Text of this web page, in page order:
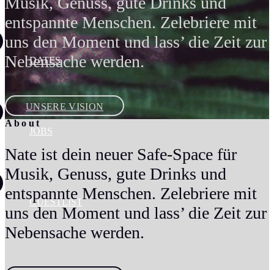
DATES
JOBS
GUESTLIST
entspannte Menschen. Zelebriere mit
uns den Moment und lass’ die Zeit zur
Nebensache werden.
UNSERE VISION
About
Nate ist dein neuer Safe-Space für
Musik, Genuss, gute Drinks und
entspannte Menschen. Zelebriere mit
uns den Moment und lass’ die Zeit zur
Nebensache werden.